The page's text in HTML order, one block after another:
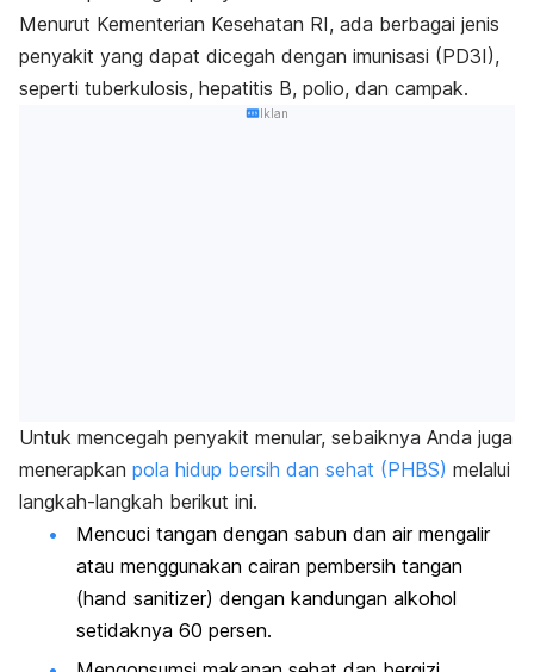
Menurut Kementerian Kesehatan RI, ada berbagai jenis
penyakit yang dapat dicegah dengan imunisasi (PD3I),
seperti tuberkulosis, hepatitis B, polio, dan campak.
Iklan
Untuk mencegah penyakit menular, sebaiknya Anda juga
menerapkan pola hidup bersih dan sehat (PHBS) melalui
langkah-langkah berikut ini.
Mencuci tangan dengan sabun dan air mengalir
atau menggunakan cairan pembersih tangan
(hand sanitizer) dengan kandungan alkohol
setidaknya 60 persen.